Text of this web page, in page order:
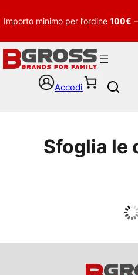
Importo minimo per l’ordine 100€
Accedi
Sfoglia le
Guarda